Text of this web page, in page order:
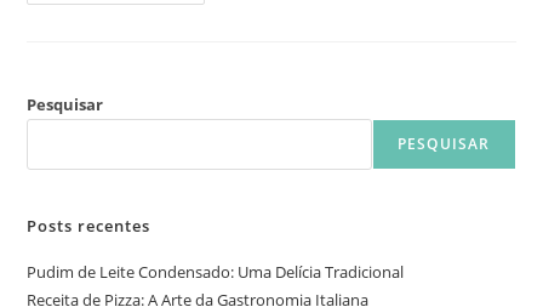
Pesquisar
PESQUISAR
Posts recentes
Pudim de Leite Condensado: Uma Delícia Tradicional
Receita de Pizza: A Arte da Gastronomia Italiana